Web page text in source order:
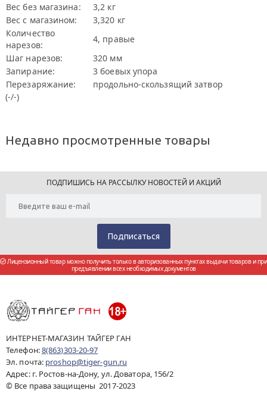
Вес без магазина:
3,2 кг
Вес с магазином:
3,320 кг
Количество
нарезов:
4, правые
Шаг нарезов:
320 мм
Запирание:
3 боевых упора
Перезаряжание:
продольно-скользящий затвор
(-/-)
Недавно просмотренные товары
ПОДПИШИСЬ НА РАССЫЛКУ НОВОСТЕЙ И АКЦИЙ
Лицензионный товар можно получить только в авторизованных пунктах выдачи товаров и при
предъявлении всех необходимых документов
ИНТЕРНЕТ-МАГАЗИН ТАЙГЕР ГАН
Телефон:8(863)303-20-97
Эл. почта: proshop@tiger-gun.ru
Адрес: г. Ростов-на-Дону, ул. Доватора, 156/2
© Все права защищены 2017-2023